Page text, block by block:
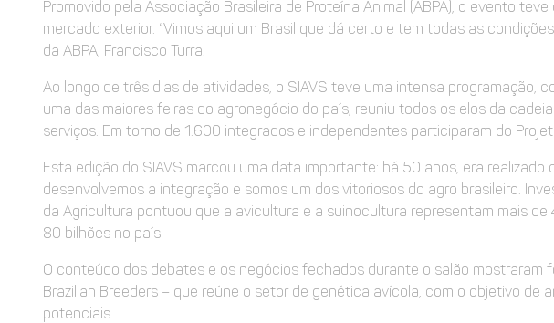
Promovido pela Associação Brasileira de Proteína Animal (ABPA), o evento
mercado exterior. “Vimos aqui um Brasil que dá certo e tem todas as
da ABPA, Francisco Turra.
Ao longo de três dias de atividades, o SIAVS teve uma intensa
uma das maiores feiras do agronegócio do país, reuniu todos os elos da
serviços. Em torno de 1.600 integrados e independentes participaram do
Esta edição do SIAVS marcou uma data importante: há 50 anos, era
desenvolvemos a integração e somos um dos vitoriosos do agro brasileiro.
da Agricultura pontuou que a avicultura e a suinocultura representam mais
80 bilhões no país
O conteúdo dos debates e os negócios fechados durante o salão
Brazilian Breeders – que reúne o setor de genética avícola, com o objetivo
potenciais.